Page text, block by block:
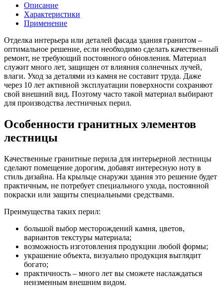
Описание
Характеристики
Применение
Отделка интерьера или деталей фасада здания гранитом –
оптимальное решение, если необходимо сделать качественный
ремонт, не требующий постоянного обновления. Материал
служит много лет, защищен от влияния солнечных лучей,
влаги. Уход за деталями из камня не составит труда. Даже
через 10 лет активной эксплуатации поверхности сохраняют
свой внешний вид. Поэтому часто такой материал выбирают
для производства лестничных перил.
Особенности гранитных элементов
лестницы
Качественные гранитные перила для интерьерной лестницы
сделают помещение дорогим, добавят интересную ноту в
стиль дизайна. На крыльце снаружи здания это решение будет
практичным, не потребует специального ухода, постоянной
покраски или защиты специальными средствами.
Преимущества таких перил:
большой выбор месторождений камня, цветов,
вариантов текстуры материала;
возможность изготовления продукции любой формы;
украшение объекта, визуально продукция выглядит
богато;
практичность – много лет вы сможете наслаждаться
неизменным внешним видом.